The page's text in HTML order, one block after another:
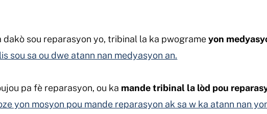
dakò sou reparasyon yo, tribinal la ka pwogrameyon
sou sa ou dwe atann nan medyasyon an.
pa fè reparasyon, ou ka mande tribinal la lòd pou
yon mosyon pou mande reparasyon ak sa w ka atann nan